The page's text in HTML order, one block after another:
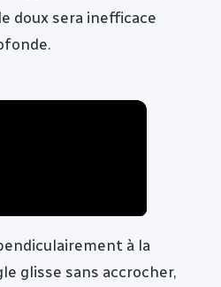
doux sera inefficace
à la
glisse sans accrocher,